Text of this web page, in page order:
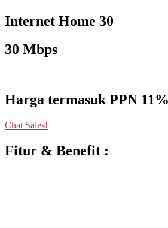
Internet Home 30
30 Mbps
Harga termasuk PPN
Chat Sales!
Fitur & Benefit :